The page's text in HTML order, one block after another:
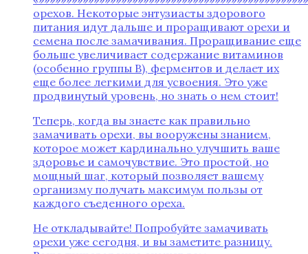
орехов. Некоторые энтузиасты здорового
питания идут дальше и проращивают орехи и
семена после замачивания. Проращивание еще
больше увеличивает содержание витаминов
(особенно группы В), ферментов и делает их
еще более легкими для усвоения. Это уже
продвинутый уровень, но знать о нем стоит!
Теперь, когда вы знаете как правильно
замачивать орехи, вы вооружены знанием,
которое может кардинально улучшить ваше
здоровье и самочувствие. Это простой, но
мощный шаг, который позволяет вашему
организму получать максимум пользы от
каждого съеденного ореха.
Не откладывайте! Попробуйте замачивать
орехи уже сегодня, и вы заметите разницу.